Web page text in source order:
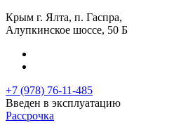
Крым г. Ялта, п. Гаспра,
Алупкинское шоссе, 50 Б
+7 (978) 76-11-485
Введен в эксплуатацию
Рассрочка